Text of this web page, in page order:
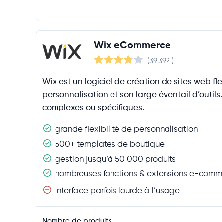
Wix eCommerce
(39 392 )
Wix est un logiciel de création de sites web
personnalisation et son large éventail
complexes ou spécifiques.
grande flexibilité de personnalisation
500+ templates de boutique
gestion jusqu’à 50 000 produits
nombreuses fonctions & extensions e-
interface parfois lourde à l’usage
Nombre de produits